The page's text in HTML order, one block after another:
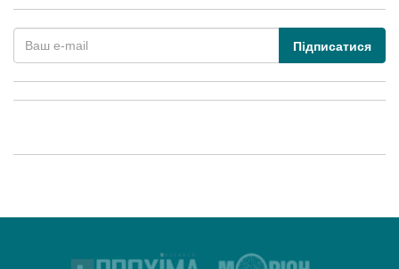
Підписатися